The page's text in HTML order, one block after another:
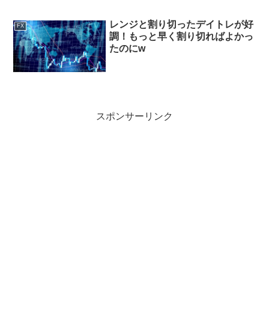
FX
レンジと割り切ったデイトレが好
調！もっと早く割り切ればよかっ
たのにw
スポンサーリンク